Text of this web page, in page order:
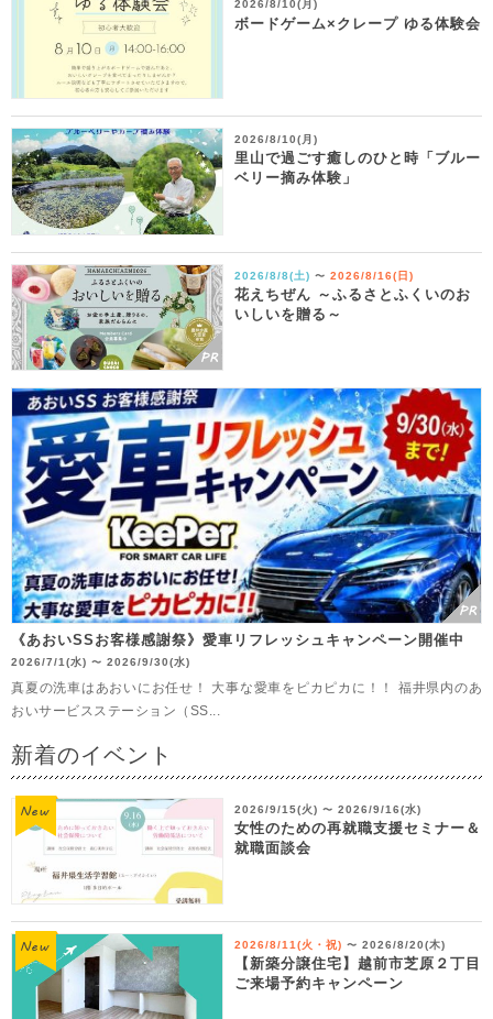
2026/8/10(月)
ボードゲーム×クレープ ゆる体験会
2026/8/10(月)
里山で過ごす癒しのひと時「ブルー
ベリー摘み体験」
2026/8/8(土) 〜 2026/8/16(日)
花えちぜん ～ふるさとふくいのお
いしいを贈る～
《あおいSSお客様感謝祭》愛車リフレッシュキャンペーン開催中
2026/7/1(水) 〜 2026/9/30(水)
真夏の洗車はあおいにお任せ！ 大事な愛車をピカピカに！！ 福井県内のあ
おいサービスステーション（SS...
新着のイベント
2026/9/15(火) 〜 2026/9/16(水)
女性のための再就職支援セミナー＆
就職面談会
2026/8/11(火・祝) 〜 2026/8/20(木)
【新築分譲住宅】越前市芝原２丁目
ご来場予約キャンペーン